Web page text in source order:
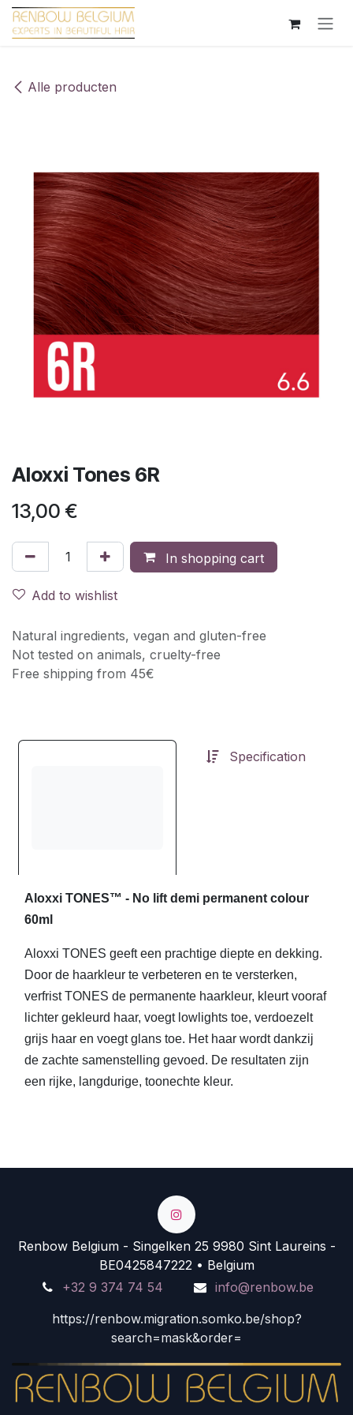
Overslaan naar inhoud
Alle producten
Aloxxi Tones 6R
13,00 €
In shopping cart
Add to wishlist
Natural ingredients, vegan and gluten-free
Not tested on animals, cruelty-free
Free shipping from 45€
Specification
Aloxxi TONES™ - No lift demi permanent colour
60ml
Aloxxi TONES geeft een prachtige diepte en dekking.
Door de haarkleur te verbeteren en te versterken,
verfrist TONES de permanente haarkleur, kleurt vooraf
lichter gekleurd haar, voegt lowlights toe, verdoezelt
grijs haar en voegt glans toe. Het haar wordt dankzij
de zachte samenstelling gevoed. De resultaten zijn
een rijke, langdurige, toonechte kleur.
Renbow Belgium - Singelken 25 9980 Sint Laureins -
BE0425847222 • Belgium
+32 9 374 74 54
info@renbow.be
https://renbow.migration.somko.be/shop?
search=mask&order=